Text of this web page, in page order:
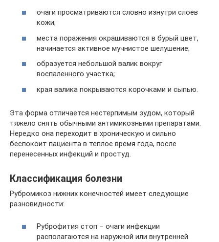
очаги просматриваются словно изнутри слоев
кожи;
места поражения окрашиваются в бурый цвет,
начинается активное мучнистое шелушение;
образуется небольшой валик вокруг
воспаленного участка;
края валика покрываются корочками и сыпью.
Эта форма отличается нестерпимым зудом, который
тяжело снять обычными антимикозными препаратами.
Нередко она переходит в хроническую и сильно
беспокоит пациента в теплое время года, после
перенесенных инфекций и простуд.
Классификация болезни
Рубромикоз нижних конечностей имеет следующие
разновидности:
Руброфития стоп – очаги инфекции
располагаются на наружной или внутренней